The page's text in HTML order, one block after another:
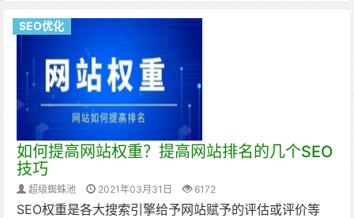
SEO优化
如何提高网站权重？提高网站排名的几个SEO
技巧
超级蜘蛛池 2021年03月31日 6172
SEO权重是各大搜索引擎给予网站赋予的评估或评价等